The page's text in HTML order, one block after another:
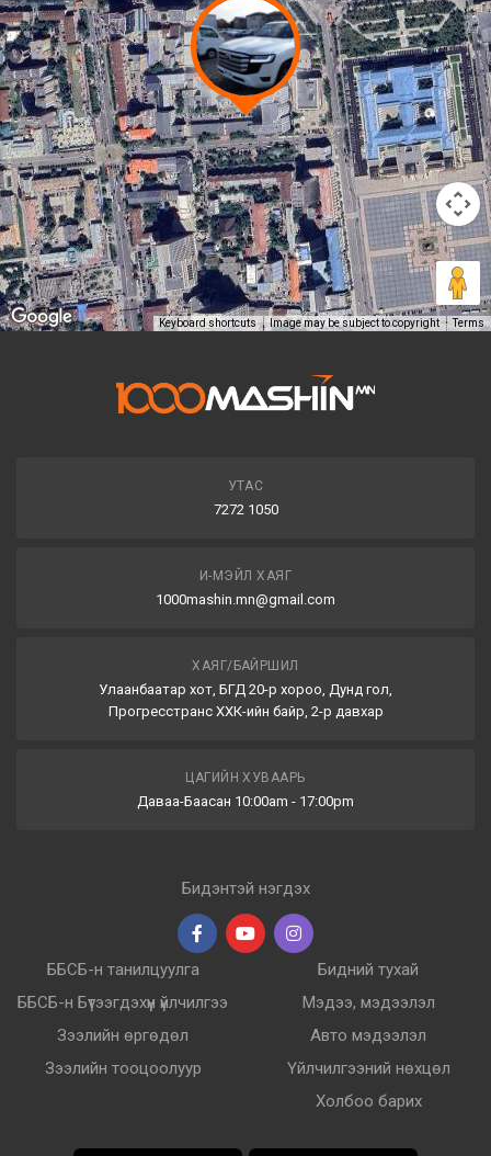
Keyboard shortcuts Image may be subject to copyright Terms
УТАС
7272 1050
И-МЭЙЛ ХАЯГ
1000mashin.mn@gmail.com
ХАЯГ/БАЙРШИЛ
Улаанбаатар хот, БГД 20-р хороо, Дунд гол,
Прогресстранс ХХК-ийн байр, 2-р давхар
ЦАГИЙН ХУВААРЬ
Даваа-Баасан 10:00am - 17:00pm
Бидэнтэй нэгдэх
ББСБ-н танилцуулга
ББСБ-н Бүтээгдэхүүн үйлчилгээ
Зээлийн өргөдөл
Зээлийн тооцоолуур
Бидний тухай
Мэдээ, мэдээлэл
Авто мэдээлэл
Үйлчилгээний нөхцөл
Холбоо барих